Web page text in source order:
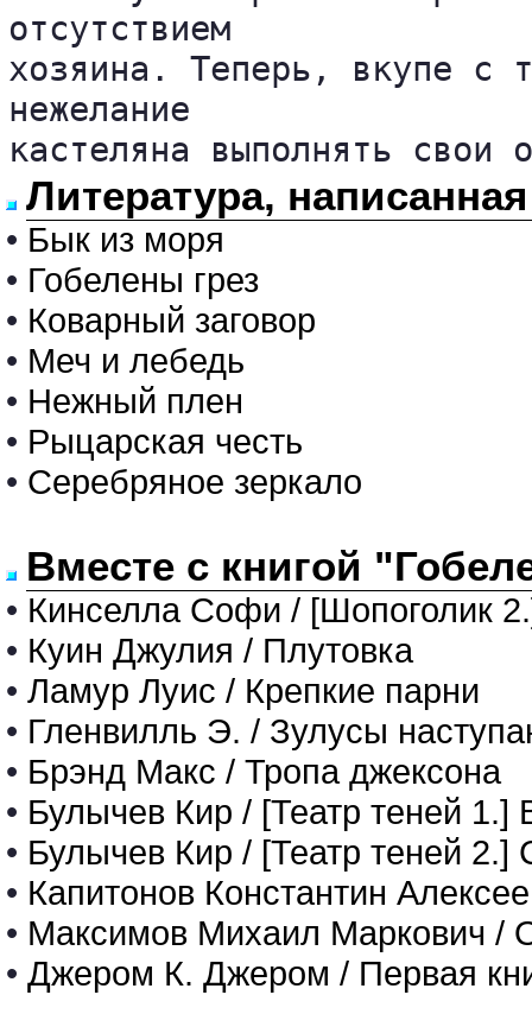
отсутствием
хозяина. Теперь, вкупе с
нежелание
кастеляна выполнять свои о
Литература,
• Бык из моря
• Гобелены грез
• Коварный заговор
• Меч и лебедь
• Нежный плен
• Рыцарская честь
• Серебряное зеркало
Вместе с книгой
• Кинселла Софи / [Шопоголик
• Куин Джулия / Плутовка
• Ламур Луис / Крепкие парни
• Гленвилль Э. / Зулусы
• Брэнд Макс / Тропа джексона
• Булычев Кир / [Театр теней 1.]
• Булычев Кир / [Театр теней 2.]
• Капитонов Константин
• Максимов Михаил Маркович /
• Джером К. Джером / Первая